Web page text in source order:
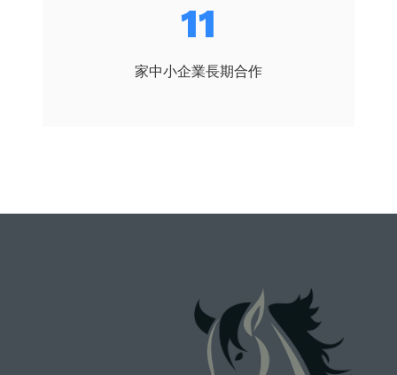
15
家中小企業長期合作